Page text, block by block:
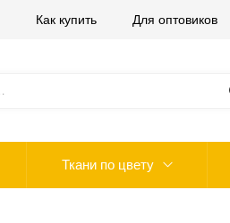
Как купить Для оптовиков
Ткани по цвету